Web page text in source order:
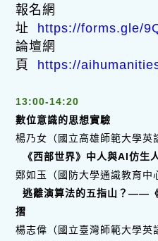
報名網
址 https://forms.gle/
論壇網
頁 https://
13:00-14:20
數位意識的思想實驗
楊乃女（國立高雄師範大學英
《西部世界》中人與AI仿生
鄭如玉（國防大學通識教育中
逃離演算法的五指山？——
摺
楊志偉（國立臺灣師範大學英